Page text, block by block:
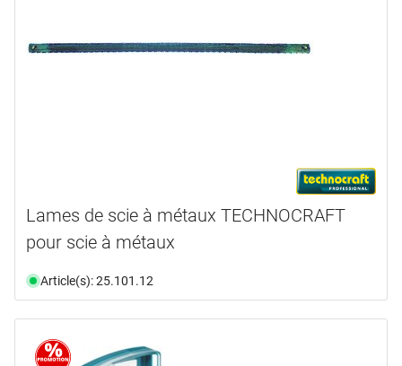
Lames de scie à métaux TECHNOCRAFT
pour scie à métaux
Article(s): 25.101.12